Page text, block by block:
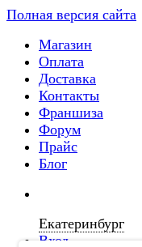
Полная версия сайта
Магазин
Оплата
Доставка
Контакты
Франшиза
Форум
Прайс
Блог
Екатеринбург
Вход